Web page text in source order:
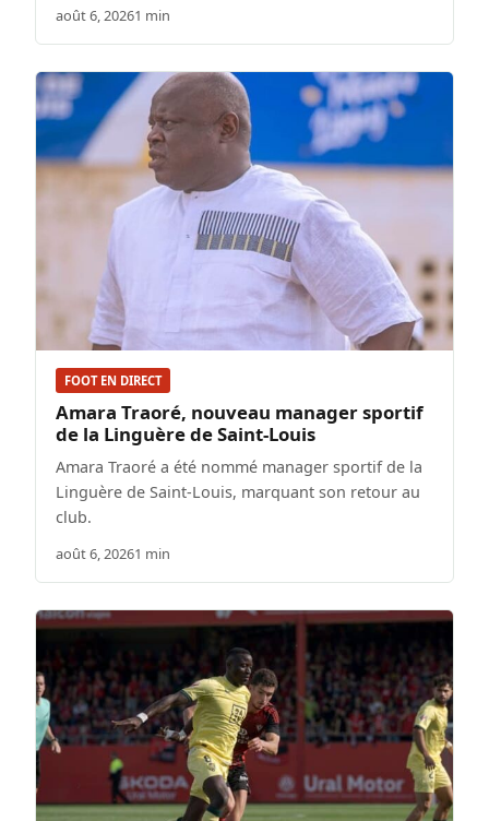
août 6, 20261 min
FOOT EN DIRECT
Amara Traoré, nouveau manager sportif
de la Linguère de Saint-Louis
Amara Traoré a été nommé manager sportif de la
Linguère de Saint-Louis, marquant son retour au
club.
août 6, 20261 min